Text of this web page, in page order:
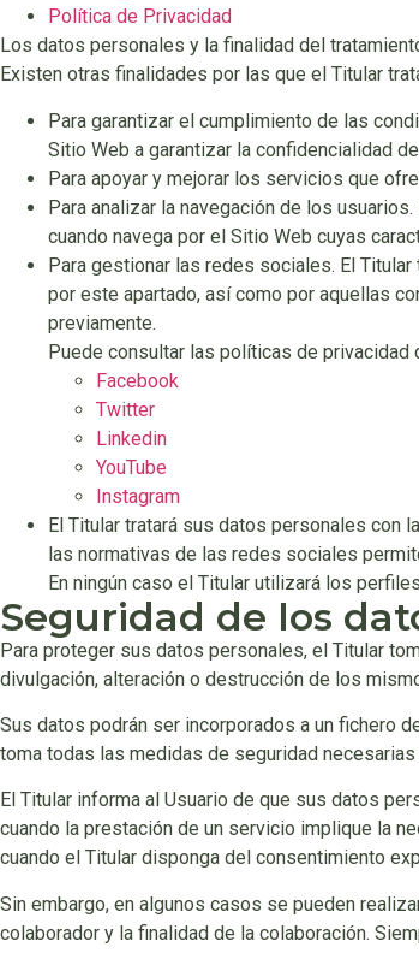
Política de Privacidad
Los datos personales y la finalidad del
Existen otras finalidades por las que el Titular
Para garantizar el cumplimiento de las
Sitio Web a garantizar la confidencialidad
Para apoyar y mejorar los servicios que
Para analizar la navegación de los
cuando navega por el Sitio Web cuyas
Para gestionar las redes sociales. El
por este apartado, así como por aquellas
previamente.
Puede consultar las políticas de
Facebook
Twitter
Linkedin
YouTube
Instagram
El Titular tratará sus datos personales con
las normativas de las redes sociales
En ningún caso el Titular utilizará los
Seguridad de los
Para proteger sus datos personales, el Titular
divulgación, alteración o destrucción de los
Sus datos podrán ser incorporados a un fichero
toma todas las medidas de seguridad
El Titular informa al Usuario de que sus datos
cuando la prestación de un servicio implique la
cuando el Titular disponga del consentimiento
Sin embargo, en algunos casos se pueden
colaborador y la finalidad de la colaboración.